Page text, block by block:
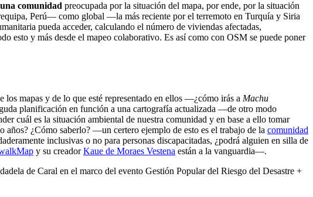
comunidad preocupada por la situación del mapa, por ende, por la situación
Perú— como global —la más reciente por el terremoto en Turquía y Siria
pueda acceder, calculando el número de viviendas afectadas,
esto y más desde el mapeo colaborativo. Es así como con OSM se puede poner
los mapas y de lo que esté representado en ellos —¿cómo irás a Machu
planificación en función a una cartografía actualizada —de otro modo
cuál es la situación ambiental de nuestra comunidad y en base a ello tomar
años? ¿Cómo saberlo? —un certero ejemplo de esto es el trabajo de la comunidad
inclusivas o no para personas discapacitadas, ¿podrá alguien en silla de
y su creadorKaue de Moraes Vestena están a la vanguardia—.
de Caral en el marco del evento Gestión Popular del Riesgo del Desastre +